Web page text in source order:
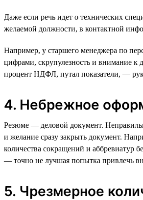
Даже если речь идет о технических
желаемой должности, в контактной
Например, у старшего менеджера по
цифрами, скрупулезность и внимание к
процент НДФЛ, путал показатели, —
4. Небрежное
Резюме — деловой документ.
и желание сразу закрыть документ.
количества сокращений и аббревиатур
— точно не лучшая попытка привлечь
5. Чрезмерное